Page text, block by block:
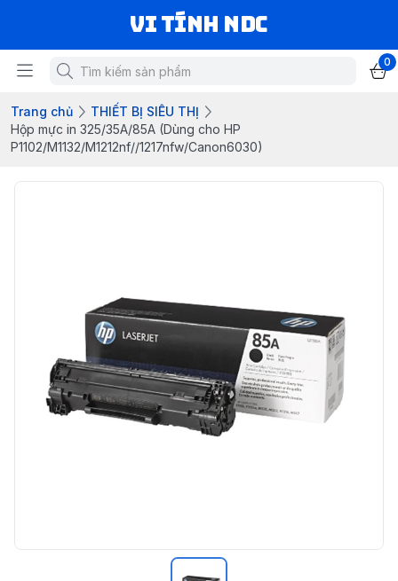
VI TÍNH NDC
0
Trang chủ
THIẾT BỊ SIÊU THỊ
Hộp mực in 325/35A/85A (Dùng cho HP
P1102/M1132/M1212nf//1217nfw/Canon6030)